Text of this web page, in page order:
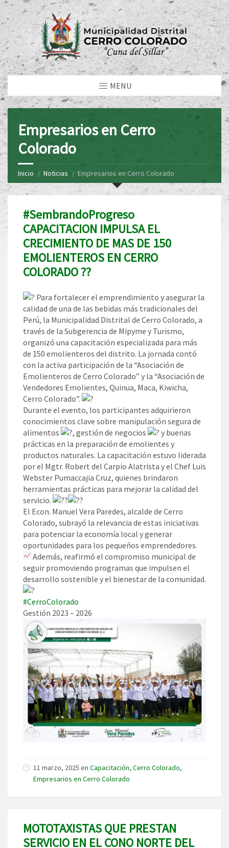
MENU
Empresarios en Cerro
Colorado
Inicio Noticias Empresarios en Cerro Colorado
#SembrandoProgreso
CAPACITACION IMPULSA EL
CRECIMIENTO DE MAS DE 150
EMOLIENTEROS EN CERRO
COLORADO ?️?
Para fortalecer el emprendimiento y asegurar la
calidad de una de las bebidas más tradicionales del
Perú, la Municipalidad Distrital de Cerro Colorado, a
través de la Subgerencia de Mipyme y Turismo,
organizó una capacitación especializada para más
de 150 emolienteros del distrito. La jornada contó
con la activa participación de la “Asociación de
Emolienteros de Cerro Colorado” y la “Asociación de
Vendedores Emolientes, Quinua, Maca, Kiwicha,
Cerro Colorado”.
Durante el evento, los participantes adquirieron
conocimientos clave sobre manipulación segura de
alimentos
, gestión de negocios
y buenas
prácticas en la preparación de emolientes y
productos naturales. La capacitación estuvo liderada
por el Mgtr. Robert del Carpio Alatrista y el Chef Luis
Webster Pumaccajia Cruz, quienes brindaron
herramientas prácticas para mejorar la calidad del
servicio.
El Econ. Manuel Vera Paredes, alcalde de Cerro
Colorado, subrayó la relevancia de estas iniciativas
para potenciar la economía local y generar
oportunidades para los pequeños emprendedores.
Además, reafirmó el compromiso municipal de
seguir promoviendo programas que impulsen el
desarrollo sostenible y el bienestar de la comunidad.
#CerroColorado
Gestión 2023 – 2026
11 marzo, 2025 en Capacitación, Cerro Colorado,
Empresarios en Cerro Colorado
MOTOTAXISTAS QUE PRESTAN
SERVICIO EN EL CONO NORTE DEL